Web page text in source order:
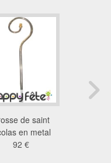
de saint
en metal
92 €